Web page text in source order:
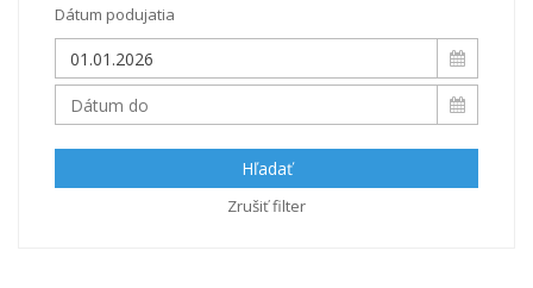
Dátum podujatia
Hľadať
Zrušiť filter